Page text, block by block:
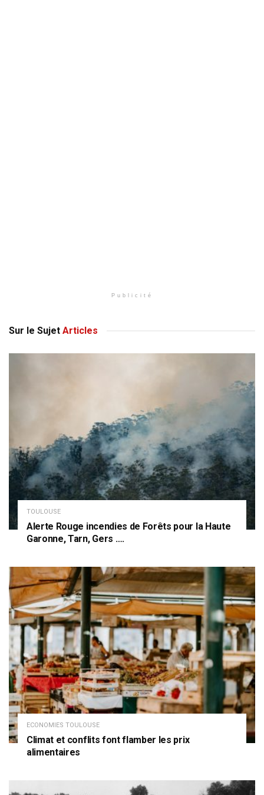
Publicité
Sur le Sujet Articles
TOULOUSE
Alerte Rouge incendies de Forêts pour la Haute
Garonne, Tarn, Gers ….
ECONOMIES TOULOUSE
Climat et conflits font flamber les prix
alimentaires